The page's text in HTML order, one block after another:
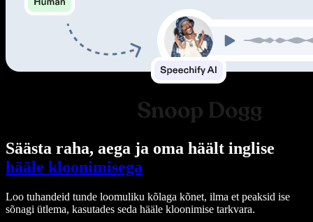
Säästa raha, aega ja oma häält inglise
hääle kloonimisega
Loo tuhandeid tunde loomuliku kõlaga kõnet, ilma et peaksid ise
sõnagi ütlema, kasutades seda hääle kloonimise tarkvara.